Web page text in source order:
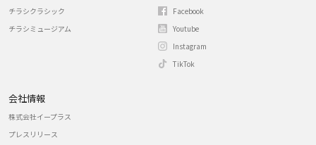
チラシクラシック
チラシミュージアム
Facebook
Youtube
Instagram
TikTok
会社情報
株式会社イープラス
プレスリリース